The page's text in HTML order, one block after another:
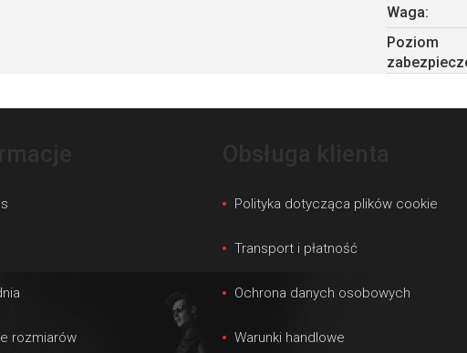
Waga:
Poziom
rozmiarów
Polityka dotycząca plików cookie
Transport i płatność
Ochrona danych osobowych
Warunki handlowe